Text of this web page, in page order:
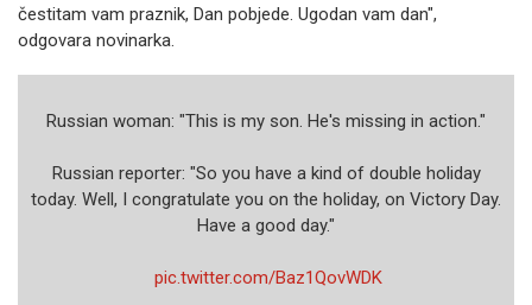
čestitam vam praznik, Dan pobjede. Ugodan vam dan",
odgovara novinarka.
Russian woman: "This is my son. He's missing in action."
Russian reporter: "So you have a kind of double holiday
today. Well, I congratulate you on the holiday, on Victory Day.
Have a good day."
pic.twitter.com/Baz1QovWDK